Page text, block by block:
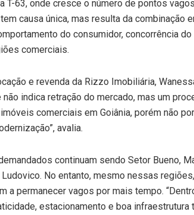
T-63, onde cresce o número de pontos
causa única, mas resulta da combinação
do consumidor, concorrência
comerciais.
e revenda da Rizzo Imobiliária,
indica retração do mercado, mas um
comerciais em Goiânia, porém não
avalia.
continuam sendo Setor Bueno,
No entanto, mesmo nessas
a permanecer vagos por mais tempo.
estacionamento e boa infraestrutura